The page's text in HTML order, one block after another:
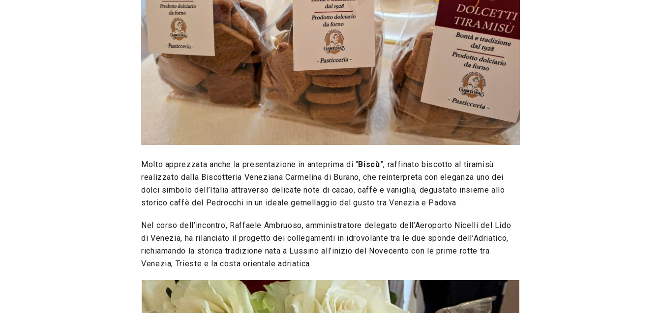
Molto apprezzata anche la presentazione in anteprima di “Biscù”, raffinato biscotto al tiramisù
realizzato dalla Biscotteria Veneziana Carmelina di Burano, che reinterpreta con eleganza uno dei
dolci simbolo dell’Italia attraverso delicate note di cacao, caffè e vaniglia, degustato insieme allo
storico caffè del Pedrocchi in un ideale gemellaggio del gusto tra Venezia e Padova.
Nel corso dell’incontro, Raffaele Ambruoso, amministratore delegato dell’Aeroporto Nicelli del Lido
di Venezia, ha rilanciato il progetto dei collegamenti in idrovolante tra le due sponde dell’Adriatico,
richiamando la storica tradizione nata a Lussino all’inizio del Novecento con le prime rotte tra
Venezia, Trieste e la costa orientale adriatica.